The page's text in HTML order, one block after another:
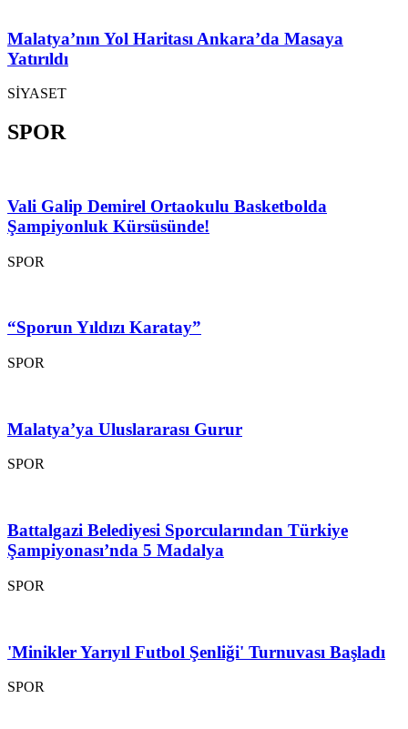
Malatya’nın Yol Haritası Ankara’da Masaya
Yatırıldı
SİYASET
SPOR
Vali Galip Demirel Ortaokulu Basketbolda
Şampiyonluk Kürsüsünde!
SPOR
“Sporun Yıldızı Karatay”
SPOR
Malatya’ya Uluslararası Gurur
SPOR
Battalgazi Belediyesi Sporcularından Türkiye
Şampiyonası’nda 5 Madalya
SPOR
'Minikler Yarıyıl Futbol Şenliği' Turnuvası Başladı
SPOR